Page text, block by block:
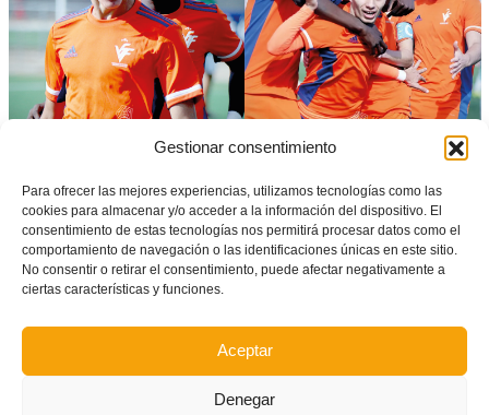
Gestionar consentimiento
Para ofrecer las mejores experiencias, utilizamos tecnologías como las
cookies para almacenar y/o acceder a la información del dispositivo. El
consentimiento de estas tecnologías nos permitirá procesar datos como el
comportamiento de navegación o las identificaciones únicas en este sitio.
No consentir o retirar el consentimiento, puede afectar negativamente a
ciertas características y funciones.
Aceptar
Denegar